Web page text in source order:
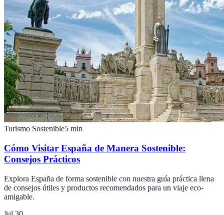
Turismo Sostenible5 min
Cómo Visitar España de Manera Sostenible:
Consejos Prácticos
Explora España de forma sostenible con nuestra guía práctica llena
de consejos útiles y productos recomendados para un viaje eco-
amigable.